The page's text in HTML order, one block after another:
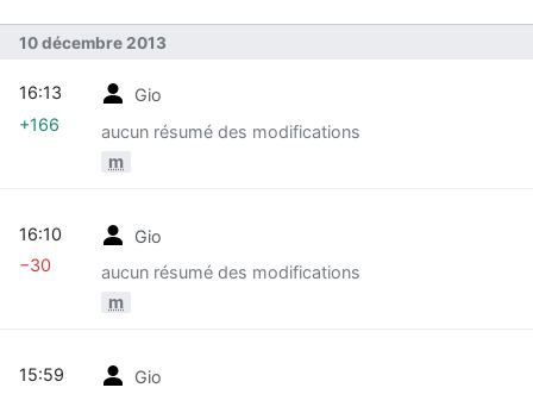
10 décembre 2013
Gio
aucun résumé des modifications
m
16:13
+166
Gio
aucun résumé des modifications
m
16:10
−30
Gio
15:59